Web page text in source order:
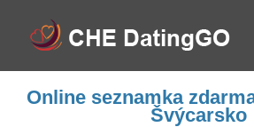
Online seznamka
Švýcarsko